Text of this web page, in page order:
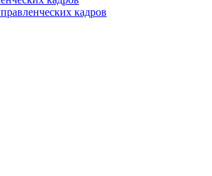
кадров